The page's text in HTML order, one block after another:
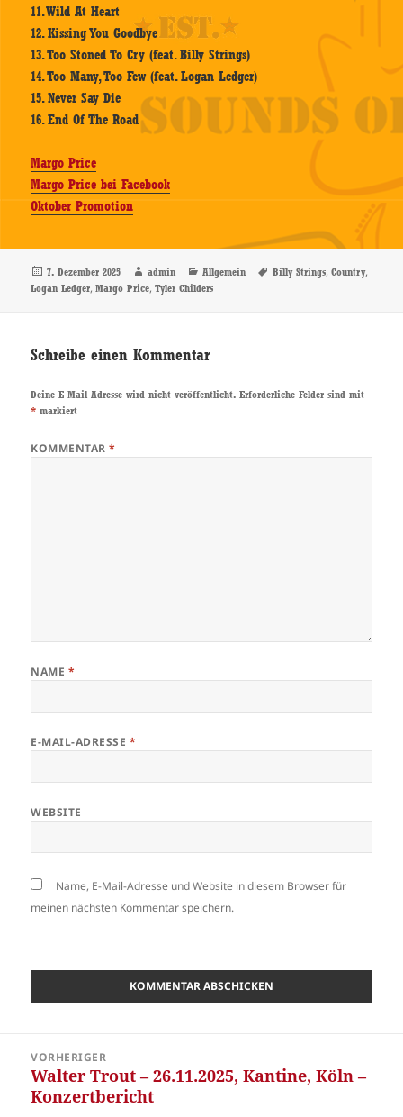
11. Wild At Heart
12. Kissing You Goodbye
13. Too Stoned To Cry (feat. Billy Strings)
14. Too Many, Too Few (feat. Logan Ledger)
15. Never Say Die
16. End Of The Road
Margo Price
Margo Price bei Facebook
Oktober Promotion
Veröffentlicht
am
7. Dezember 2025 Autor
admin Kategorien
Allgemein Schlagwörter
Billy Strings,Country,
Logan Ledger,Margo Price,Tyler Childers
Schreibe einen Kommentar
Deine E-Mail-Adresse wird nicht veröffentlicht. Erforderliche Felder sind mit
* markiert
KOMMENTAR*
NAME *
E-MAIL-ADRESSE *
WEBSITE
Name, E-Mail-Adresse und Website in diesem Browser für
meinen nächsten Kommentar speichern.
VORHERIGER
Vorheriger
Beitrag:
Walter Trout – 26.11.2025, Kantine, Köln –
Konzertbericht